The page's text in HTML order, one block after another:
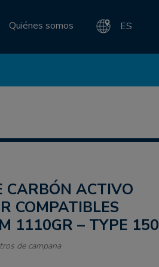
Quiénes somos ES
COMPATIBLES
1110GR – TYPE 150
de campana